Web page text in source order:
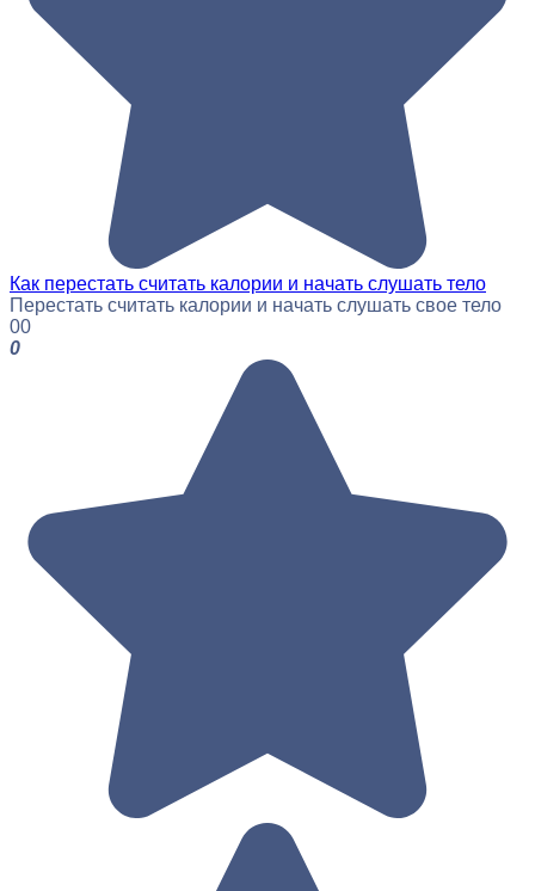
Как перестать считать калории и начать слушать тело
Перестать считать калории и начать слушать свое тело
00
0